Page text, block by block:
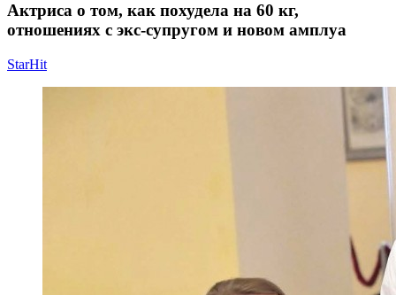
Актриса о том, как похудела на 60 кг,
отношениях с экс-супругом и новом амплуа
StarHit